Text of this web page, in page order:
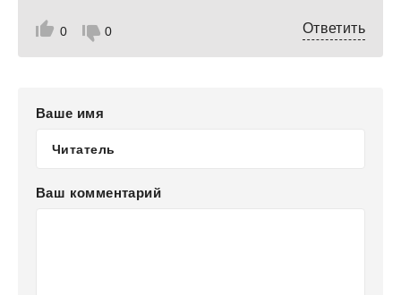
0 0 Ответить
Ваше имя
Ваш комментарий